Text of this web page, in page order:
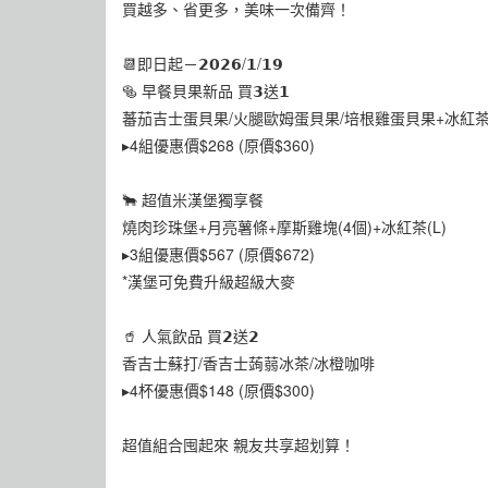
買越多、省更多，美味一次備齊！
📆即日起－𝟮𝟬𝟮𝟲/𝟭/𝟭𝟵
🥯 早餐貝果新品 買𝟯送𝟭
蕃茄吉士蛋貝果/火腿歐姆蛋貝果/培根雞蛋貝果+冰紅
▸4組優惠價$268 (原價$360)
🐂 超值米漢堡獨享餐
燒肉珍珠堡+月亮薯條+摩斯雞塊(4個)+冰紅茶(L)
▸3組優惠價$567 (原價$672)
*漢堡可免費升級超級大麥
🥤 人氣飲品 買𝟮送𝟮
香吉士蘇打/香吉士蒟蒻冰茶/冰橙咖啡
▸4杯優惠價$148 (原價$300)
超值組合囤起來 親友共享超划算！